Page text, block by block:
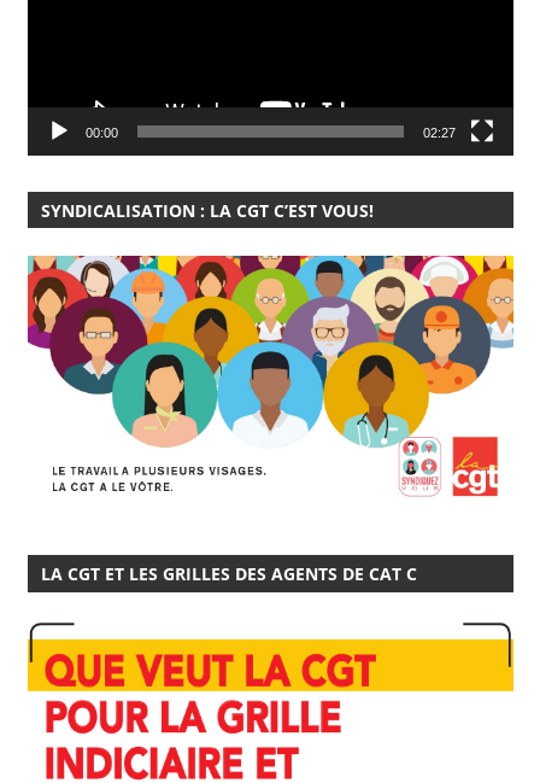
00:00 02:27
SYNDICALISATION : LA CGT C’EST VOUS!
LA CGT ET LES GRILLES DES AGENTS DE CAT C